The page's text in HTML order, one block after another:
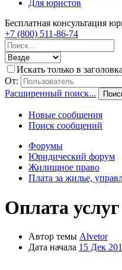
Для юристов
Бесплатная консультация
+7 (800) 511-86-74
Искать только в
От:
Расширенный поиск...
Новые сообщения
Поиск сообщений
Форумы
Юридический форум
Жилищное право
Плата за жилье,
Оплата
Автор темы Alvetor
Дата начала 15 Дек